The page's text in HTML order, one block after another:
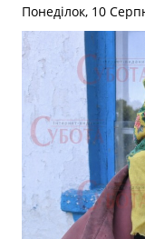
Понеділок, 10